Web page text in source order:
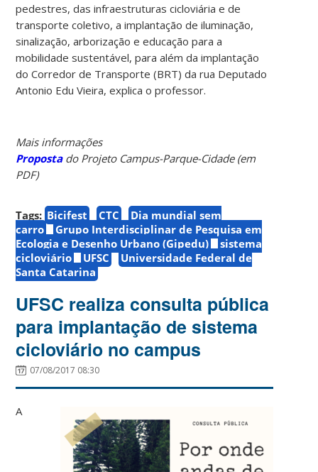
pedestres, das infraestruturas cicloviária e de
transporte coletivo, a implantação de iluminação,
sinalização, arborização e educação para a
mobilidade sustentável, para além daimplantação
do Corredor de Transporte (BRT) da rua Deputado
Antonio Edu Vieira, explica o professor.
Mais informações
Propostado Projeto Campus-Parque-Cidade (em
PDF)
Tags: Bicifest CTC
Dia mundial sem
carro
Grupo Interdisciplinar de Pesquisa em
Ecologia e Desenho Urbano (Gipedu)
sistema
cicloviário
UFSC
Universidade Federal de
Santa Catarina
UFSC realiza consulta pública
para implantação de sistema
cicloviário no campus
07/08/2017 08:30
A